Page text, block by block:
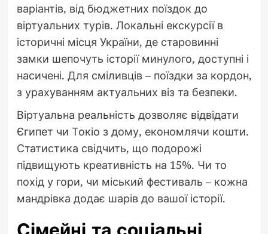
варіантів, від бюджетних поїздок до
віртуальних турів. Локальні екскурсії в
історичні місця України, де старовинні
замки шепочуть історії минулого, доступні і
насичені. Для сміливців – поїздки за кордон,
з урахуванням актуальних віз та безпеки.
Віртуальна реальність дозволяє відвідати
Єгипет чи Токіо з дому, економлячи кошти.
Статистика свідчить, що подорожі
підвищують креативність на 15%. Чи то
похід у гори, чи міський фестиваль – кожна
мандрівка додає шарів до вашої історії.